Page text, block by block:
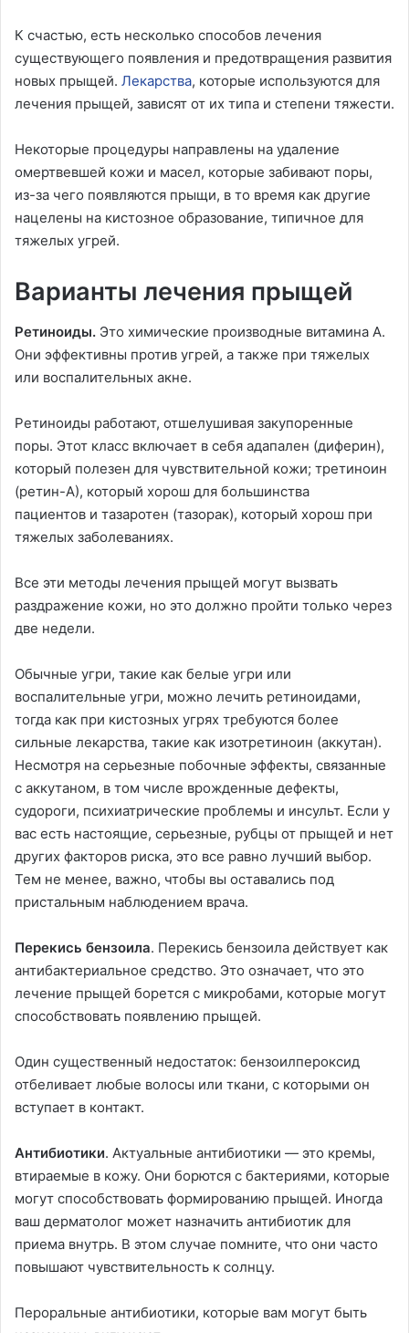
К счастью, есть несколько способов лечения
существующего появления и предотвращения развития
новых прыщей. Лекарства, которые используются для
лечения прыщей, зависят от их типа и степени тяжести.
Некоторые процедуры направлены на удаление
омертвевшей кожи и масел, которые забивают поры,
из-за чего появляются прыщи, в то время как другие
нацелены на кистозное образование, типичное для
тяжелых угрей.
Варианты лечения прыщей
Ретиноиды. Это химические производные витамина А.
Они эффективны против угрей, а также при тяжелых
или воспалительных акне.
Ретиноиды работают, отшелушивая закупоренные
поры. Этот класс включает в себя адапален (диферин),
который полезен для чувствительной кожи; третиноин
(ретин-А), который хорош для большинства
пациентов и тазаротен (тазорак), который хорош при
тяжелых заболеваниях.
Все эти методы лечения прыщей могут вызвать
раздражение кожи, но это должно пройти только через
две недели.
Обычные угри, такие как белые угри или
воспалительные угри, можно лечить ретиноидами,
тогда как при кистозных угрях требуются более
сильные лекарства, такие как изотретиноин (аккутан).
Несмотря на серьезные побочные эффекты, связанные
с аккутаном, в том числе врожденные дефекты,
судороги, психиатрические проблемы и инсульт. Если у
вас есть настоящие, серьезные, рубцы от прыщей и нет
других факторов риска, это все равно лучший выбор.
Тем не менее, важно, чтобы вы оставались под
пристальным наблюдением врача.
Перекись бензоила. Перекись бензоила действует как
антибактериальное средство. Это означает, что это
лечение прыщей борется с микробами, которые могут
способствовать появлению прыщей.
Один существенный недостаток: бензоилпероксид
отбеливает любые волосы или ткани, с которыми он
вступает в контакт.
Антибиотики. Актуальные антибиотики — это кремы,
втираемые в кожу. Они борются с бактериями, которые
могут способствовать формированию прыщей. Иногда
ваш дерматолог может назначить антибиотик для
приема внутрь. В этом случае помните, что они часто
повышают чувствительность к солнцу.
Пероральные антибиотики, которые вам могут быть